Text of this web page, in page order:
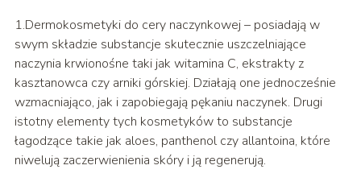
1.Dermokosmetyki do cery naczynkowej – posiadają w
swym składzie substancje skutecznie uszczelniające
naczynia krwionośne taki jak witamina C, ekstrakty z
kasztanowca czy arniki górskiej. Działają one jednocześnie
wzmacniająco, jak i zapobiegają pękaniu naczynek. Drugi
istotny elementy tych kosmetyków to substancje
łagodzące takie jak aloes, panthenol czy allantoina, które
niwelują zaczerwienienia skóry i ją regenerują.